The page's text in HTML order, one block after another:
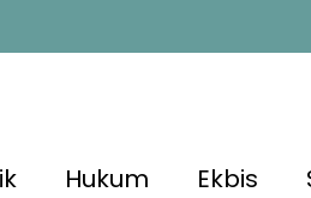
Hukum Ekbis